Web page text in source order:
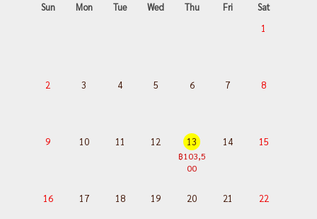
Day 5 :เมลเบิร์น - (บินภายใน) - ซิดนีย์ – ชม
Day 6 :
ซิดนีย์ – อุทยานแห่งชาติบลูเมาท์เท่
ช้อปปิ้งย่านใจกลางเมือง - ห้าง Q.V.B
---อ่านรายละเอียดเพิ่มเติม---
Sun Mon Tue Wed Thu Fri
Sat
1
2 3 4 5 6 7 8
9 10 11 12
13
฿103,5
00
14 15
16 17 18 19 20 21 22